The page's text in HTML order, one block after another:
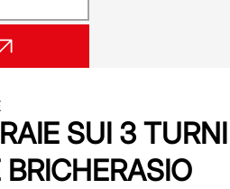
SUI 3 TURNI